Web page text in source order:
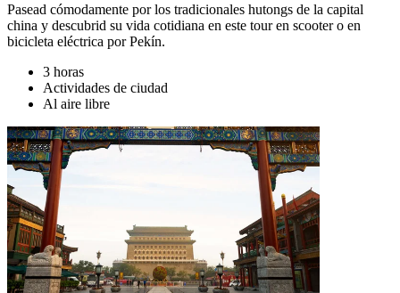
Pasead cómodamente por los tradicionales hutongs de la capital
china y descubrid su vida cotidiana en este tour en scooter o en
bicicleta eléctrica por Pekín.
3 horas
Actividades de ciudad
Al aire libre